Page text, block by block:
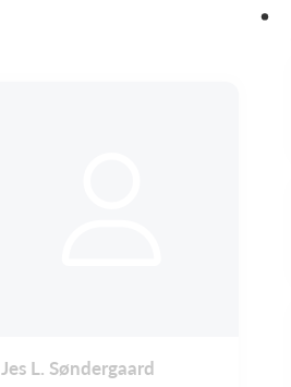
Jes L. Søndergaard